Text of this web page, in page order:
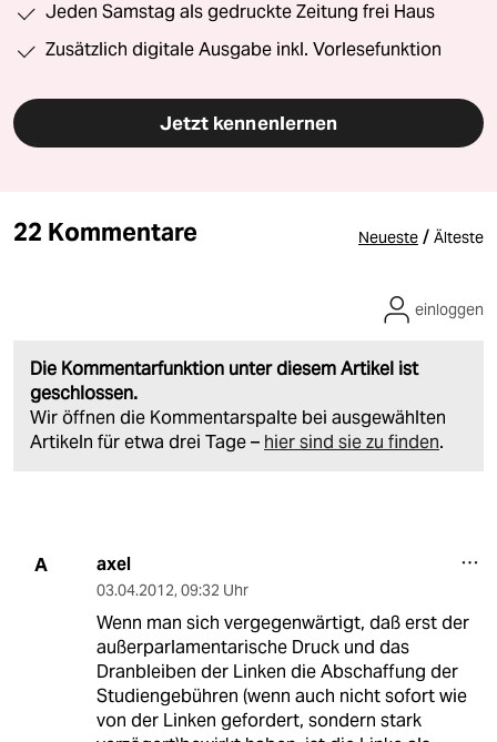
Jeden Samstag als gedruckte Zeitung frei Haus
Zusätzlich digitale Ausgabe inkl. Vorlesefunktion
Jetzt kennenlernen
22 Kommentare Neueste / Älteste
Die Kommentarfunktion unter diesem Artikel ist
geschlossen.
Wir öffnen die Kommentarspalte bei ausgewählten
Artikeln für etwa drei Tage – hier sind sie zu finden.
einloggen
A axel
03.04.2012, 09:32 Uhr
Wenn man sich vergegenwärtigt, daß erst der
außerparlamentarische Druck und das
Dranbleiben der Linken die Abschaffung der
Studiengebühren (wenn auch nicht sofort wie
von der Linken gefordert, sondern stark